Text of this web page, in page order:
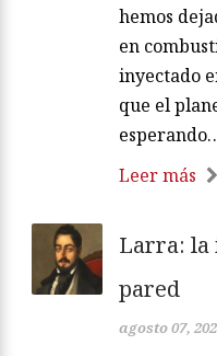
hemos
en
inyectado
que el
Leer más
Larra: la
pared
agosto 07,